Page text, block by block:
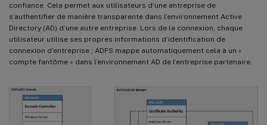
confiance. Cela permet aux utilisateurs d’une entreprise de
s’authentifier de manière transparente dans l’environnement Active
Directory (AD) d’une autre entreprise. Lors de la connexion, chaque
utilisateur utilise ses propres informations d’identification de
connexion d’entreprise ; ADFS mappe automatiquement cela à un «
compte fantôme » dans l’environnement AD de l’entreprise partenaire.